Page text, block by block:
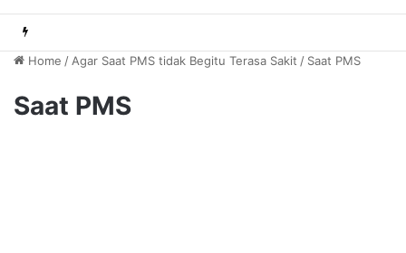
Home / Agar Saat PMS tidak Begitu Terasa Sakit / Saat PMS
Saat PMS